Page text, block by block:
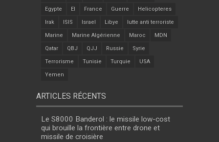
Egypte EI France Guerre Helicopteres
Irak ISIS Israel Libye lutte anti terroriste
Marine Marine Algérienne Maroc MDN
Qatar QBJ QJJ Russie Syrie
Terrorisme Tunisie Turquie USA
Yemen
ARTICLES RÉCENTS
Le S8000 Banderol : le missile low-cost
qui brouille la frontière entre drone et
missile de croisière